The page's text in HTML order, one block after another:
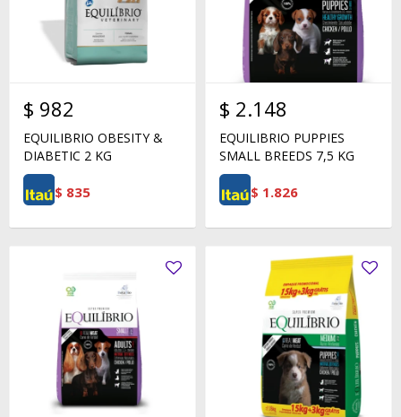
$ 982
EQUILIBRIO OBESITY &
DIABETIC 2 KG
$ 835
$ 2.148
EQUILIBRIO PUPPIES
SMALL BREEDS 7,5 KG
$ 1.826